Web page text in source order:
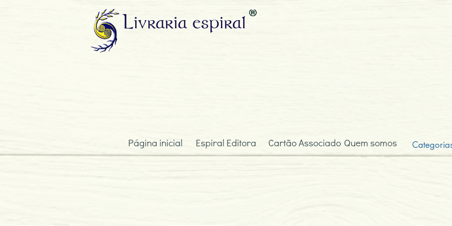
Livraria espiral
Página inicial Espiral Editora Cartão Associado Quem somos